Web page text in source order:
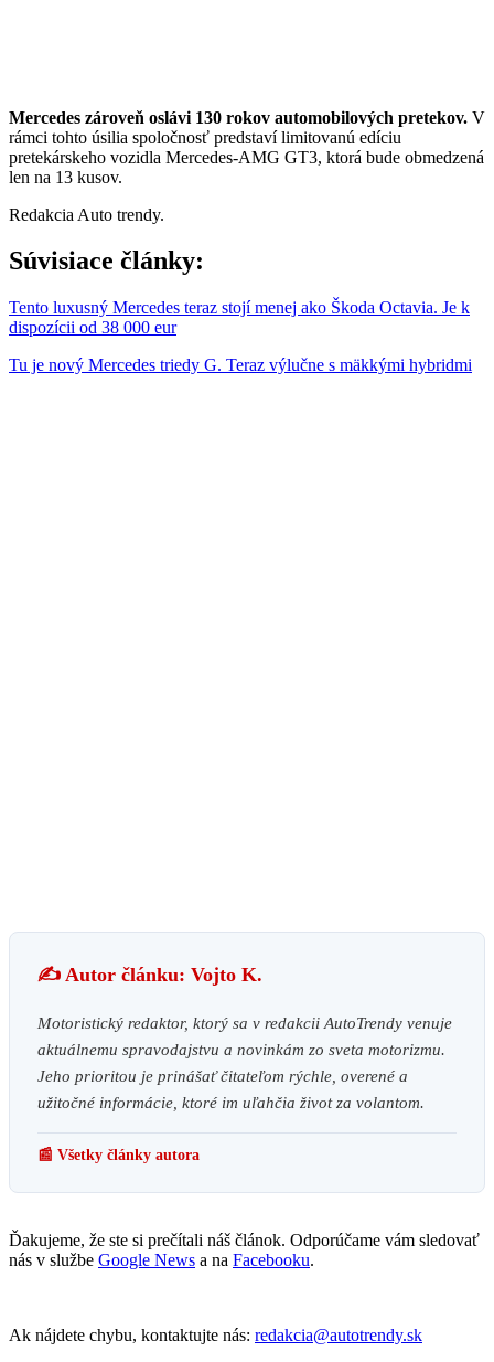
Mercedes zároveň oslávi 130 rokov automobilových pretekov. V
rámci tohto úsilia spoločnosť predstaví limitovanú edíciu
pretekárskeho vozidla Mercedes-AMG GT3, ktorá bude obmedzená
len na 13 kusov.
Redakcia Auto trendy.
Súvisiace články:
Tento luxusný Mercedes teraz stojí menej ako Škoda Octavia. Je k
dispozícii od 38 000 eur
Tu je nový Mercedes triedy G. Teraz výlučne s mäkkými hybridmi
✍️ Autor článku: Vojto K.
Motoristický redaktor, ktorý sa v redakcii AutoTrendy venuje
aktuálnemu spravodajstvu a novinkám zo sveta motorizmu.
Jeho prioritou je prinášať čitateľom rýchle, overené a
užitočné informácie, ktoré im uľahčia život za volantom.
📰 Všetky články autora
Ďakujeme, že ste si prečítali náš článok. Odporúčame vám sledovať
nás v službe Google News a na Facebooku.
Ak nájdete chybu, kontaktujte nás: redakcia@autotrendy.sk